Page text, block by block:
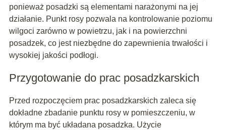
ponieważ posadzki są elementami narażonymi na jej
działanie. Punkt rosy pozwala na kontrolowanie poziomu
wilgoci zarówno w powietrzu, jak i na powierzchni
posadzek, co jest niezbędne do zapewnienia trwałości i
wysokiej jakości podłogi.
Przygotowanie do prac posadzkarskich
Przed rozpoczęciem prac posadzkarskich zaleca się
dokładne zbadanie punktu rosy w pomieszczeniu, w
którym ma być układana posadzka. Użycie